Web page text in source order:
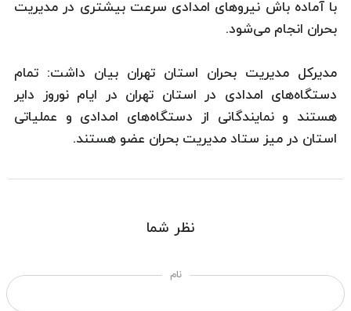
با آماده باش نیروهای امدادی سرعت بیشتری در مدیریت
بحران انجام می‌شود.
مدیركل مدیریت بحران استان تهران بیان داشت: تمام
دستگاه‌های امدادی در استان تهران در ایام نوروز دایر
هستند و نمایندگانی از دستگاه‌های امدادی و عملیاتی
استان در میز ستاد مدیریت بحران عضو هستند.
نظر شما
نام